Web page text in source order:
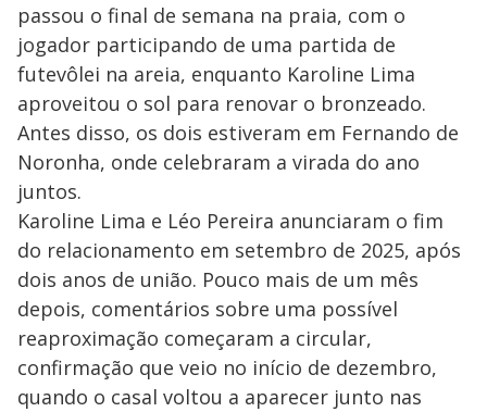
passou o final de semana na praia, com o
jogador participando de uma partida de
futevôlei na areia, enquanto Karoline Lima
aproveitou o sol para renovar o bronzeado.
Antes disso, os dois estiveram em Fernando de
Noronha, onde celebraram a virada do ano
juntos.
Karoline Lima e Léo Pereira anunciaram o fim
do relacionamento em setembro de 2025, após
dois anos de união. Pouco mais de um mês
depois, comentários sobre uma possível
reaproximação começaram a circular,
confirmação que veio no início de dezembro,
quando o casal voltou a aparecer junto nas